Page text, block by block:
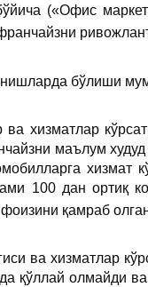
(«Офис
бўлиши
хизматлар
маълум
хизмат
100 дан ортиқ
қамраб
ва хизматлар
қўллай олмайди